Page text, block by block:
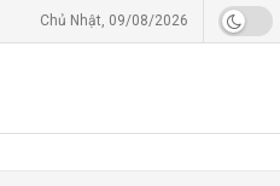
Chủ Nhật, 09/08/2026